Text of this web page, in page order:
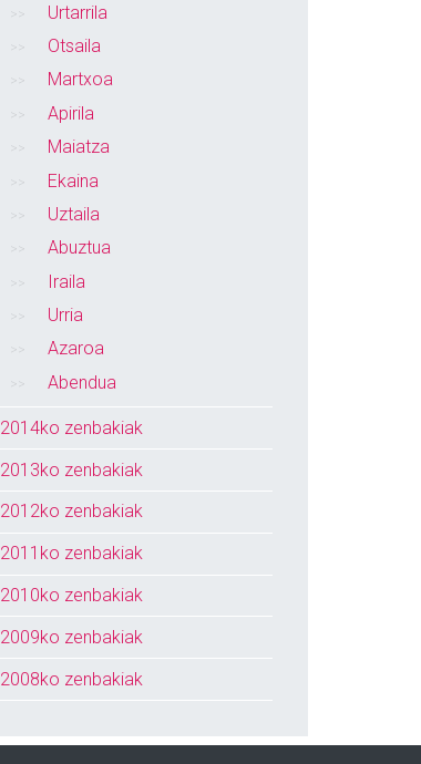
Urtarrila
Otsaila
Martxoa
Apirila
Maiatza
Ekaina
Uztaila
Abuztua
Iraila
Urria
Azaroa
Abendua
2014ko zenbakiak
2013ko zenbakiak
2012ko zenbakiak
2011ko zenbakiak
2010ko zenbakiak
2009ko zenbakiak
2008ko zenbakiak